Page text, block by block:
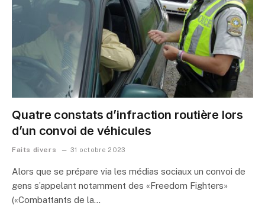
Quatre constats d’infraction routière lors
d’un convoi de véhicules
Faits divers 31 octobre 2023
Alors que se prépare via les médias sociaux un convoi de
gens s’appelant notamment des «Freedom Fighters»
(«Combattants de la…